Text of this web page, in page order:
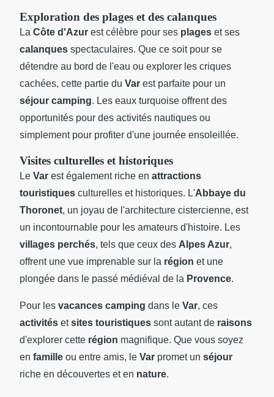
Exploration des plages et des calanques
La Côte d'Azur est célèbre pour ses plages et ses
calanques spectaculaires. Que ce soit pour se
détendre au bord de l'eau ou explorer les criques
cachées, cette partie du Var est parfaite pour un
séjour camping. Les eaux turquoise offrent des
opportunités pour des activités nautiques ou
simplement pour profiter d'une journée ensoleillée.
Visites culturelles et historiques
Le Var est également riche en attractions
touristiques culturelles et historiques. L'Abbaye du
Thoronet, un joyau de l'architecture cistercienne, est
un incontournable pour les amateurs d'histoire. Les
villages perchés, tels que ceux des Alpes Azur,
offrent une vue imprenable sur la région et une
plongée dans le passé médiéval de la Provence.
Pour les vacances camping dans le Var, ces
activités etsites touristiques sont autant de raisons
d'explorer cette région magnifique. Que vous soyez
en famille ou entre amis, le Var promet un séjour
riche en découvertes et en nature.